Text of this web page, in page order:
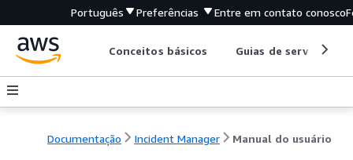
Português Preferências Entre em contato conosco
Conceitos básicos Guias de serviço
Documentação Incident Manager Manual do usuário